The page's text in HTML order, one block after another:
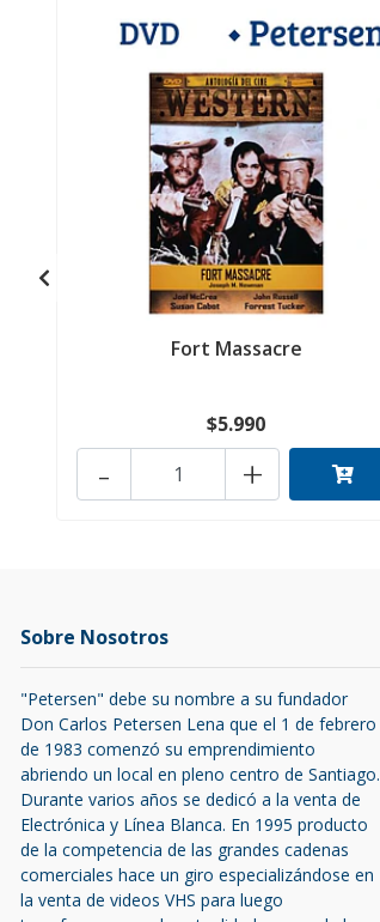
Fort Massacre
$5.990
+
-
Sobre Nosotros
"Petersen" debe su nombre a su fundador
Don Carlos Petersen Lena que el 1 de febrero
de 1983 comenzó su emprendimiento
abriendo un local en pleno centro de Santiago.
Durante varios años se dedicó a la venta de
Electrónica y Línea Blanca. En 1995 producto
de la competencia de las grandes cadenas
comerciales hace un giro especializándose en
la venta de videos VHS para luego